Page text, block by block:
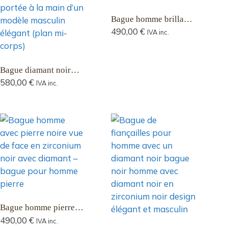
Bague diamant noir
homme en zirconium
580,00 € IVA inc.
Bague homme brillant,
en zirconio noir de
490,00 € IVA inc.
Bague homme pierre
noire avec diamant
490,00 € IVA inc.